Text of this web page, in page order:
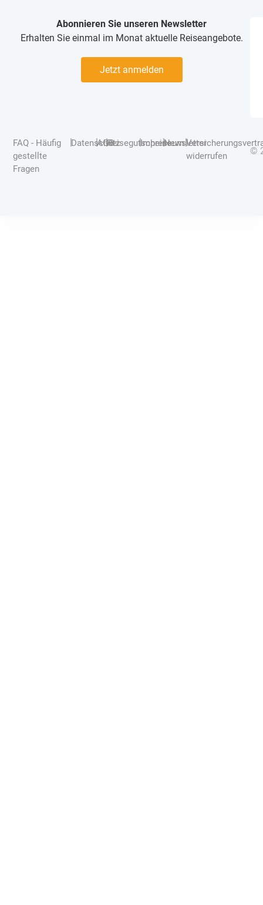
Abonnieren Sie unseren Newsletter
Erhalten Sie einmal im Monat aktuelle Reiseangebote.
Jetzt anmelden
FAQ - Häufig
gestellte
Fragen
|Datenschutz
|AGB
|Reisegutscheine
|Impressum
|Newsletter
|
widerrufen
©